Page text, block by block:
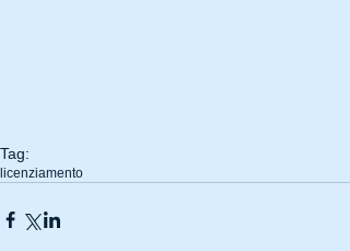
Tag:
licenziamento